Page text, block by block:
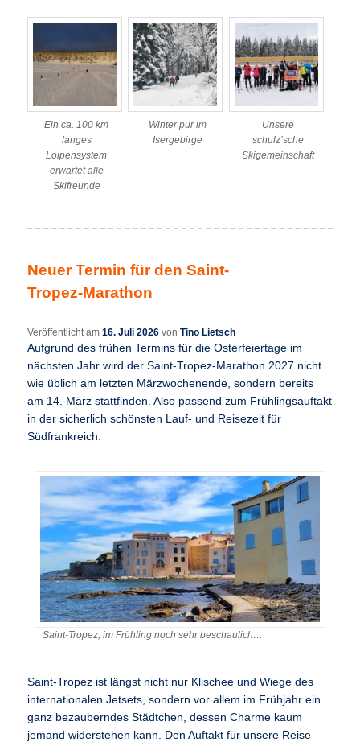
Ein ca. 100 km
langes
Loipensystem
erwartet alle
Skifreunde
Winter pur im
Isergebirge
Unsere
schulz’sche
Skigemeinschaft
Neuer Termin für den Saint-
Tropez-Marathon
Veröffentlicht am16. Juli 2026 vonTino Lietsch
Aufgrund des frühen Termins für die Osterfeiertage im
nächsten Jahr wird der Saint-Tropez-Marathon 2027 nicht
wie üblich am letzten Märzwochenende, sondern bereits
am 14. März stattfinden. Also passend zum Frühlingsauftakt
in der sicherlich schönsten Lauf- und Reisezeit für
Südfrankreich.
Saint-Tropez, im Frühling noch sehr beschaulich…
Saint-Tropez ist längst nicht nur Klischee und Wiege des
internationalen Jetsets, sondern vor allem im Frühjahr ein
ganz bezauberndes Städtchen, dessen Charme kaum
jemand widerstehen kann. Den Auftakt für unsere Reise